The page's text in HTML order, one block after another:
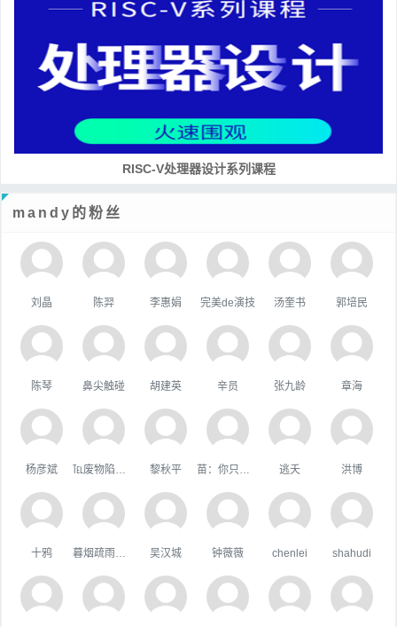
RISC-V处理器设计系列课程
mandy的粉丝
刘晶 陈羿 李惠娟 完美de演技 汤奎书 郭培民
陈琴 鼻尖触碰 胡建英 辛员 张九龄 章海
杨彦斌 黎秋平 逃夭 洪博
十鸦 吴汉城 钟薇薇 chenlei shahudi